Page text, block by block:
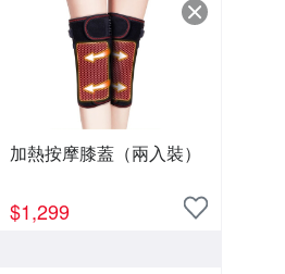
加熱按摩膝蓋（兩入裝）
$1,299